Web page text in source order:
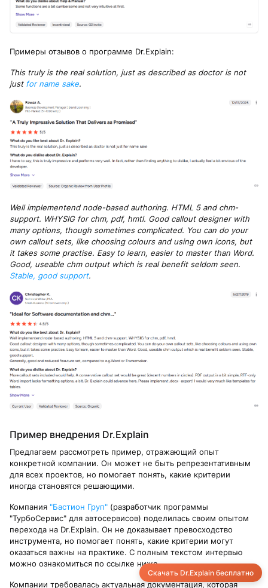
Примеры отзывов о программе Dr.Explain:
This truly is the real solution, just as described as doctor is not
just for name sake.
Well implementend node-based authoring. HTML 5 and chm-
support. WHYSIG for chm, pdf, hmtl. Good callout designer with
many options, though sometimes complicated. You can do your
own callout sets, like choosing colours and using own icons, but
it takes some practise. Easy to learn, easier to master than Word.
Good, useable chm output which is real benefit seldom seen.
Stable, good support.
Пример внедрения Dr.Explain
Предлагаем рассмотреть пример, отражающий опыт
конкретной компании. Он может не быть репрезентативным
для всех проектов, но помогает понять, какие критерии
иногда становятся решающими.
Компания "Бастион Груп" (разработчик программы
"ТурбоСервис" для автосервисов) поделилась своим опытом
перехода на Dr.Explain. Он не доказывает превосходство
инструмента, но помогает понять, какие критерии могут
оказаться важны на практике. С полным текстом интервью
можно ознакомиться по ссылке ниже.
Компании требовалась актуальная документация, которая
Скачать Dr.Explain бесплатно